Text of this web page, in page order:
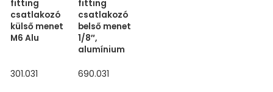
fitting
csatlakozó
külső menet
M6 Alu
301.031
fitting
csatlakozó
belső menet
1/8″,
alumínium
690.031